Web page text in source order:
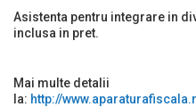
Asistenta pentru integrare in
inclusa in pret.
Mai multe detalii
la: http://